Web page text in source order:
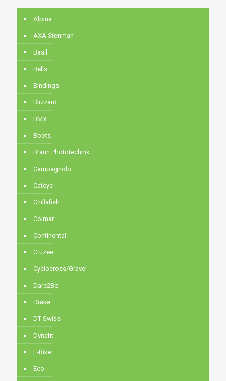
Alpina
AXA Stenman
Basil
Bells
Bindings
Blizzard
BMX
Boots
Braun Phototechnik
Campagnolo
Cateye
Chillafish
Colmar
Continental
Cruzee
Cyclocross/Gravel
Dare2Be
Drake
DT Swiss
Dynafit
E-Bike
Eco